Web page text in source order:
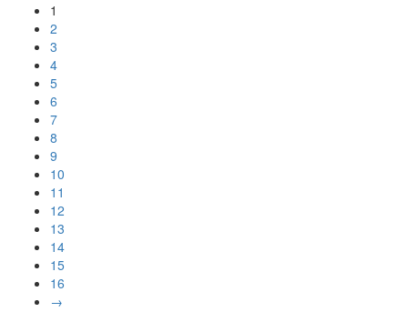
1
2
3
4
5
6
7
8
9
10
11
12
13
14
15
16
→